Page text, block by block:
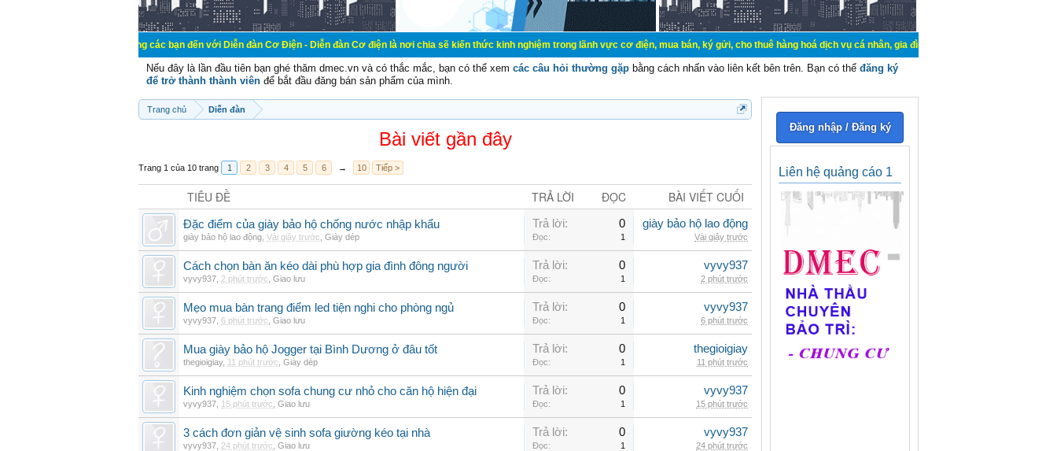
Chào mừng các bạn đến với Diễn đàn Cơ Điện - Diễn đàn Cơ điện là nơi chia sẽ kiến thức kinh nghiệm trong lãnh vực cơ điện, mua bán, ký gửi, cho thuê hàng hoá dịch vụ cá nhân, gia đình. Mua bán, ký gửi, cho thuê thiết bị
Nếu đây là lần đầu tiên bạn ghé thăm dmec.vn và có thắc mắc, bạn có thể xem các câu hỏi thường gặp bằng cách nhấn vào liên kết bên trên. Bạn có thể đăng ký
để trở thành thành viên để bắt đầu đăng bán sản phẩm của mình.
Trang chủ Diễn đàn
Bài viết gần đây
Trang 1 của 10 trang 1 2 3 4 5 6 → 10 Tiếp >
TIÊU ĐỀ TRẢ LỜI ĐỌC BÀI VIẾT CUỐI
Đặc điểm của giày bảo hộ chống nước nhập khẩu
giày bảo hộ lao động Vài giây trước Giày dép
Trả lời: 0
Đọc: 1
giày bảo hộ lao động
Vài giây trước
Cách chọn bàn ăn kéo dài phù hợp gia đình đông người
vyvy937 2 phút trước Giao lưu
Trả lời: 0
Đọc: 1
vyvy937
2 phút trước
Mẹo mua bàn trang điểm led tiện nghi cho phòng ngủ
vyvy937 6 phút trước Giao lưu
Trả lời: 0
Đọc: 1
vyvy937
6 phút trước
Mua giày bảo hộ Jogger tại Bình Dương ở đâu tốt
thegioigiay, 11 phút trước Giày dép
Trả lời: 0
Đọc: 1
thegioigiay
11 phút trước
Kinh nghiệm chọn sofa chung cư nhỏ cho căn hộ hiện đại
vyvy937 15 phút trước Giao lưu
Trả lời: 0
Đọc: 1
vyvy937
15 phút trước
3 cách đơn giản vệ sinh sofa giường kéo tại nhà
vyvy937 24 phút trước Giao lưu
Trả lời: 0
Đọc: 1
vyvy937
24 phút trước
Đăng nhập / Đăng ký
Liên hệ quảng cáo 1